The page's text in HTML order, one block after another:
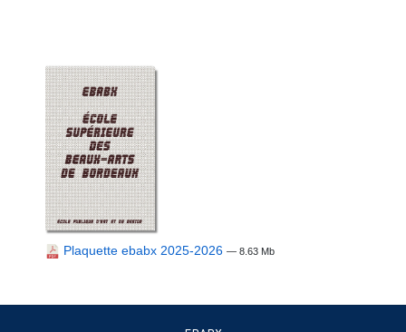
Plaquette ebabx 2025-2026 — 8.63 Mb